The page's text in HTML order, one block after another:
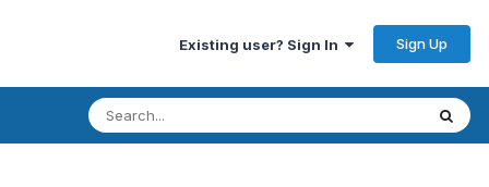
Existing user? Sign In Sign Up